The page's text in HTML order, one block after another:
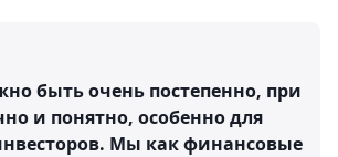
быть очень постепенно, при
и понятно, особенно для
Мы как финансовые